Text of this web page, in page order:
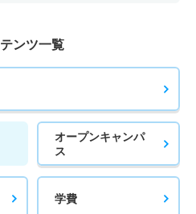
ンツ一覧
オープンキャンパ
ス
学費